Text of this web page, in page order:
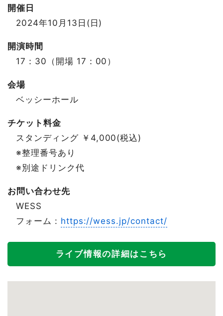
開催日
2024年10月13日(日)
開演時間
17：30（開場 17：00）
会場
ベッシーホール
チケット料金
スタンディング ￥4,000(税込)
※整理番号あり
※別途ドリンク代
お問い合わせ先
WESS
フォーム : https://wess.jp/contact/
ライブ情報の詳細はこちら